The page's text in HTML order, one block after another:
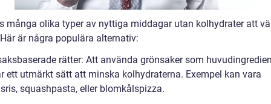
många olika typer av nyttiga middagar utan kolhydrater att
är några populära alternativ:
rätter: Att använda grönsaker som
ett utmärkt sätt att minska kolhydraterna. Exempel kan vara
squashpasta, eller blomkålspizza.